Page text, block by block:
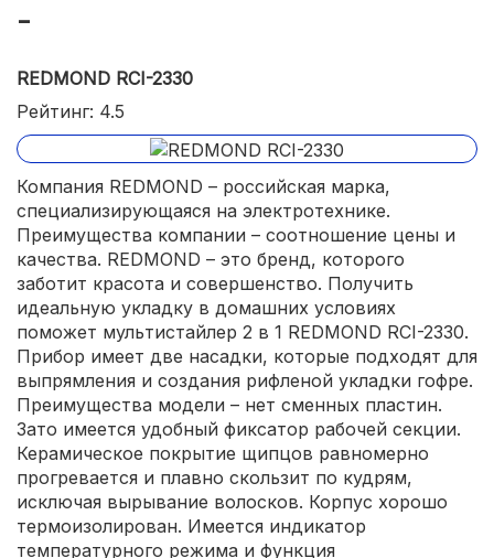
REDMOND RCI-2330
Рейтинг: 4.5
Компания REDMOND – российская марка,
специализирующаяся на электротехнике.
Преимущества компании – соотношение цены и
качества. REDMOND – это бренд, которого
заботит красота и совершенство. Получить
идеальную укладку в домашних условиях
поможет мультистайлер 2 в 1 REDMOND RCI-2330.
Прибор имеет две насадки, которые подходят для
выпрямления и создания рифленой укладки гофре.
Преимущества модели – нет сменных пластин.
Зато имеется удобный фиксатор рабочей секции.
Керамическое покрытие щипцов равномерно
прогревается и плавно скользит по кудрям,
исключая вырывание волосков. Корпус хорошо
термоизолирован. Имеется индикатор
температурного режима и функция